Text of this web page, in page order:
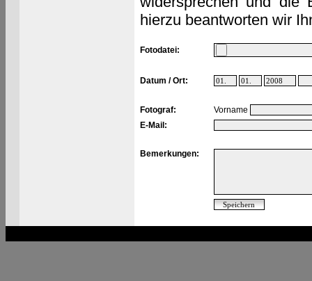
hierzu beantworten wir
Fotodatei:
Datum / Ort:
Fotograf:
Vorname
E-Mail:
Bemerkungen: